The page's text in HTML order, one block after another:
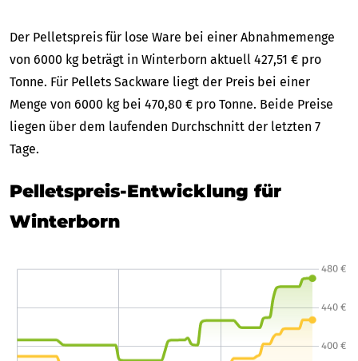
Der Pelletspreis für lose Ware bei einer Abnahmemenge
von 6000 kg beträgt in Winterborn aktuell 427,51 € pro
Tonne. Für Pellets Sackware liegt der Preis bei einer
Menge von 6000 kg bei 470,80 € pro Tonne. Beide Preise
liegen über dem laufenden Durchschnitt der letzten 7
Tage.
Pelletspreis-Entwicklung für
Winterborn